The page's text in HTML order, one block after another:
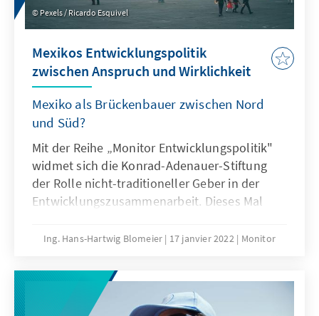
Pexels / Ricardo Esquivel
Mexikos Entwicklungspolitik
zwischen Anspruch und Wirklichkeit
Mexiko als Brückenbauer zwischen Nord
und Süd?
Mit der Reihe „Monitor Entwicklungspolitik"
widmet sich die Konrad-Adenauer-Stiftung
der Rolle nicht-traditioneller Geber in der
Entwicklungszusammenarbeit. Dieses Mal
einerseits Mittel für die eigene Entwicklung
Geber von Entwicklungsgeldern entwickelt
hat.
Ing. Hans-Hartwig Blomeier 17 janvier 2022 Monitor